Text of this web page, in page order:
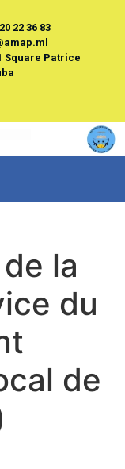
22 36 83
Square Patrice
la
du
de